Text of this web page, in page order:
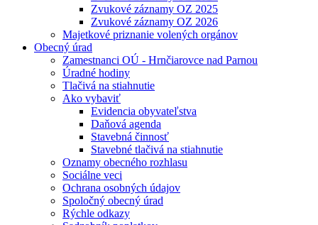
Zvukové záznamy OZ 2025
Zvukové záznamy OZ 2026
Majetkové priznanie volených orgánov
Obecný úrad
Zamestnanci OÚ - Hrnčiarovce nad Parnou
Úradné hodiny
Tlačivá na stiahnutie
Ako vybaviť
Evidencia obyvateľstva
Daňová agenda
Stavebná činnosť
Stavebné tlačivá na stiahnutie
Oznamy obecného rozhlasu
Sociálne veci
Ochrana osobných údajov
Spoločný obecný úrad
Rýchle odkazy